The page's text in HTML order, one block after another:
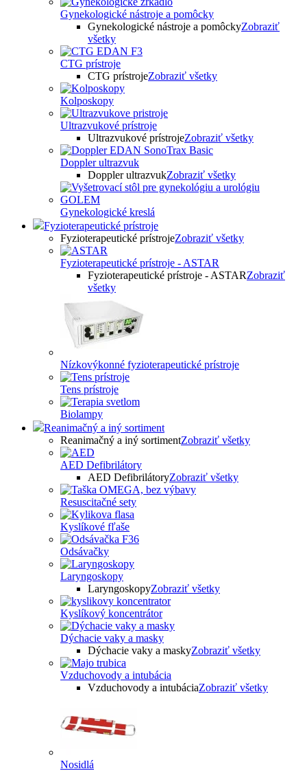
Gynekologické nástroje a pomôcky
Gynekologické nástroje a pomôckyZobraziť
všetky
CTG prístroje
CTG prístrojeZobraziť všetky
Kolposkopy
Ultrazvukové prístroje
Ultrazvukové prístrojeZobraziť všetky
Doppler ultrazvuk
Doppler ultrazvukZobraziť všetky
Gynekologické kreslá
Fyzioterapeutické prístroje
Fyzioterapeutické prístrojeZobraziť všetky
Fyzioterapeutické prístroje - ASTAR
Fyzioterapeutické prístroje - ASTARZobraziť
všetky
Nízkovýkonné fyzioterapeutické prístroje
Tens prístroje
Biolampy
Reanimačný a iný sortiment
Reanimačný a iný sortimentZobraziť všetky
AED Defibrilátory
AED DefibrilátoryZobraziť všetky
Resuscitačné sety
Kyslíkové fľaše
Odsávačky
Laryngoskopy
LaryngoskopyZobraziť všetky
Kyslíkový koncentrátor
Dýchacie vaky a masky
Dýchacie vaky a maskyZobraziť všetky
Vzduchovody a intubácia
Vzduchovody a intubáciaZobraziť všetky
Nosidlá